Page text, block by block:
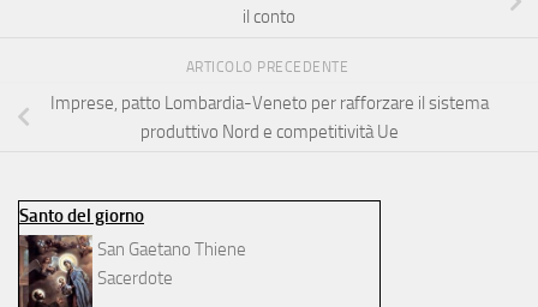
il conto
ARTICOLO PRECEDENTE
Imprese, patto Lombardia-Veneto per rafforzare il sistema
produttivo Nord e competitività Ue
Santo del giorno
San Gaetano Thiene
Sacerdote